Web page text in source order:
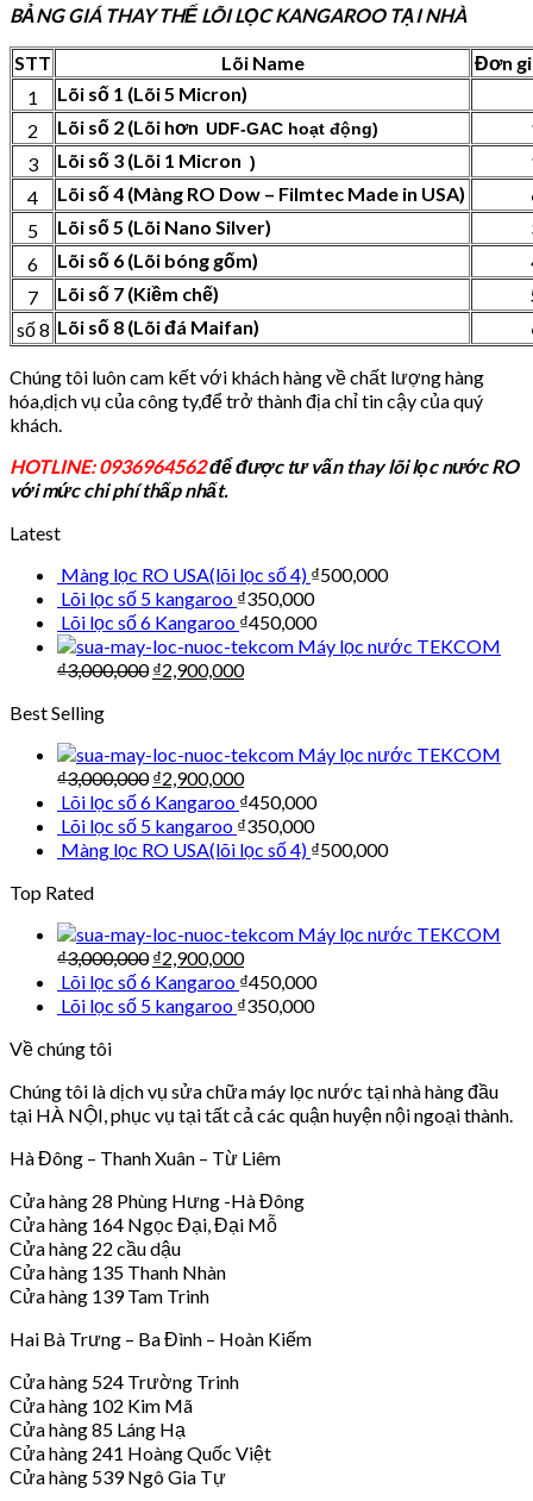
BẢNG GIÁ THAY THẾ LÕI LỌC KANGAROO TẠI NHÀ
STT Lõi Name
Đơn
1
Lõi số 1 (Lõi 5 Micron)
2
Lõi số 2 (Lõi hơn UDF-GAC hoạt động)
3
Lõi số 3 (Lõi 1 Micron )
4
Lõi số 4 (Màng RO Dow – Filmtec Made in USA)
5
Lõi số 5 (Lõi Nano Silver)
6
Lõi số 6 (Lõi bóng gốm)
7
Lõi số 7 (Kiềm chế)
số 8 Lõi số 8 (Lõi đá Maifan)
Chúng tôi luôn cam kết với khách hàng về chất lượng hàng
hóa,dịch vụ của công ty,để trở thành địa chỉ tin cậy của quý
khách.
HOTLINE: 0936964562để được tư vấn thay lõi lọc nước RO
với mức chi phí thấp nhất.
Latest
Màng lọc RO USA(lõi lọc số 4) ₫500,000
Lõi lọc số 5 kangaroo ₫350,000
Lõi lọc số 6 Kangaroo ₫450,000
Máy lọc nước TEKCOM
₫3,000,000 ₫2,900,000
Best Selling
Máy lọc nước TEKCOM
₫3,000,000 ₫2,900,000
Lõi lọc số 6 Kangaroo ₫450,000
Lõi lọc số 5 kangaroo ₫350,000
Màng lọc RO USA(lõi lọc số 4) ₫500,000
Top Rated
Máy lọc nước TEKCOM
₫3,000,000 ₫2,900,000
Lõi lọc số 6 Kangaroo ₫450,000
Lõi lọc số 5 kangaroo ₫350,000
Về chúng tôi
Chúng tôi là dịch vụ sửa chữa máy lọc nước tại nhà hàng đầu
tại HÀ NỘI, phục vụ tại tất cả các quận huyện nội ngoại thành.
Hà Đông – Thanh Xuân – Từ Liêm
Cửa hàng 28 Phùng Hưng -Hà Đông
Cửa hàng 164 Ngọc Đại, Đại Mỗ
Cửa hàng 22 cầu dậu
Cửa hàng 135 Thanh Nhàn
Cửa hàng 139 Tam Trinh
Hai Bà Trưng – Ba Đình – Hoàn Kiếm
Cửa hàng 524 Trường Trinh
Cửa hàng 102 Kim Mã
Cửa hàng 85 Láng Hạ
Cửa hàng 241 Hoàng Quốc Việt
Cửa hàng 539 Ngô Gia Tự